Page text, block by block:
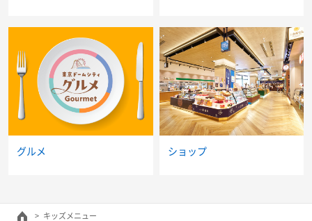
グルメ ショップ
キッズメニュー